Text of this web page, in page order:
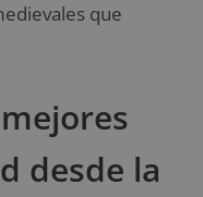
que
desde la